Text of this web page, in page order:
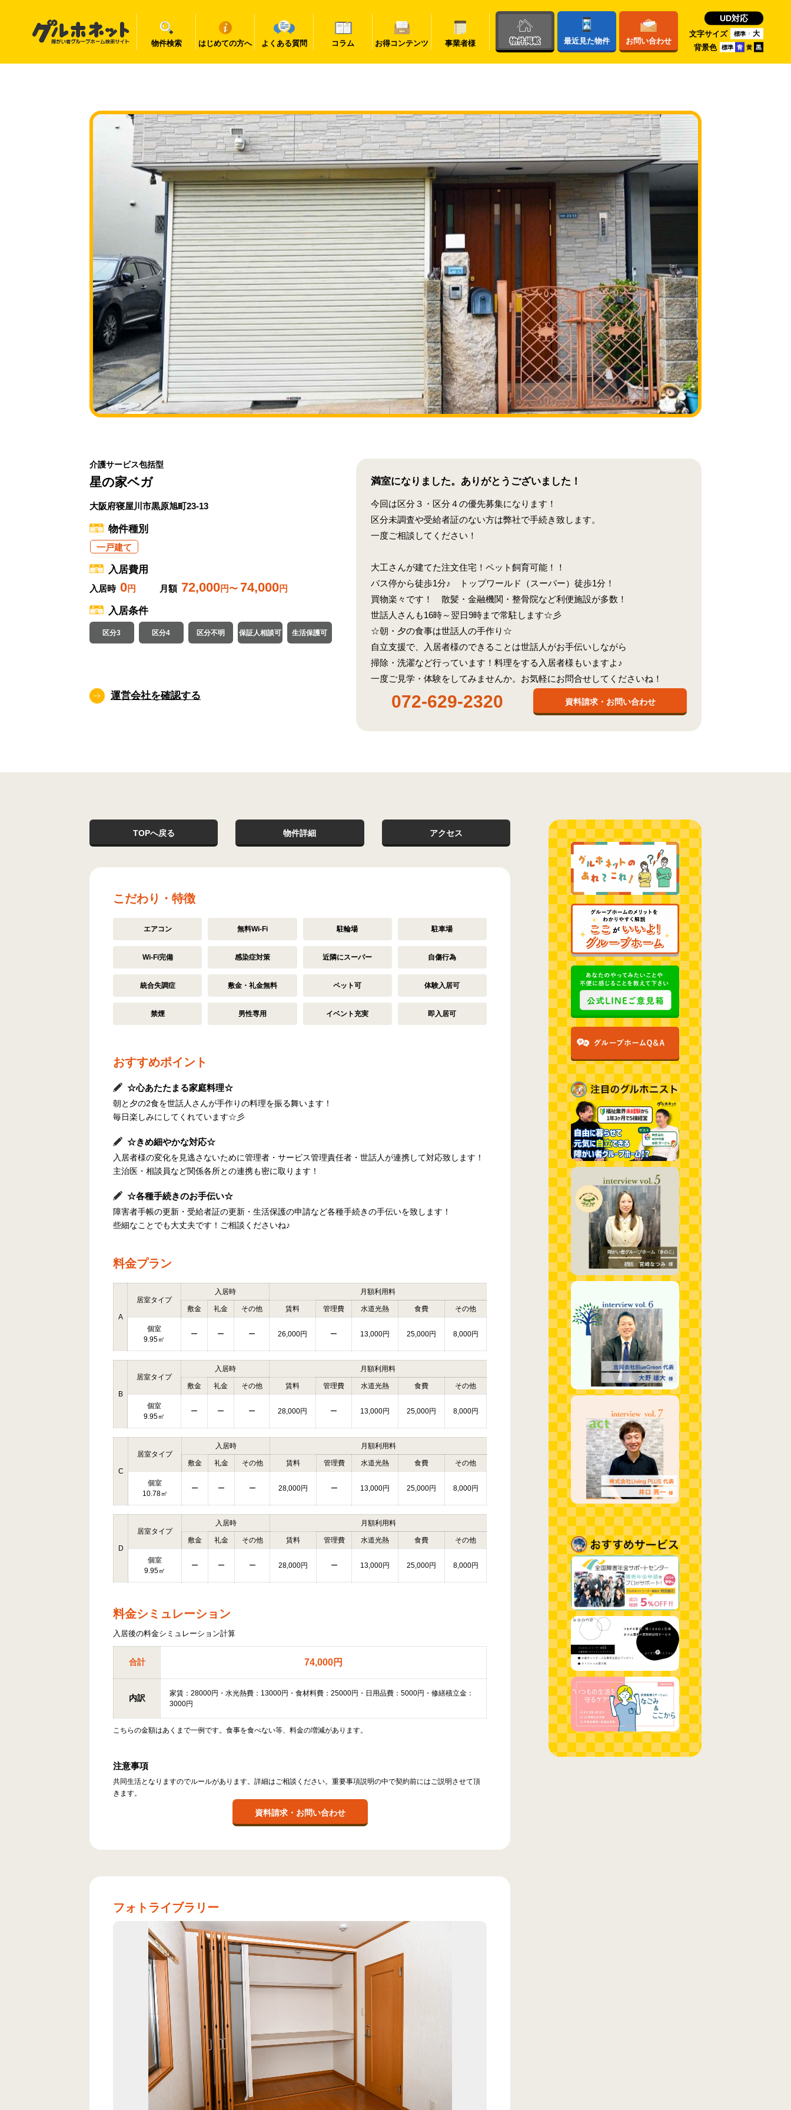
物件検索 はじめての方へ よくある質問 コラム お得コンテンツ 事業者様
UD対応
文字サイズ 標準 大
背景色 標準 青 黄 黒
物件掲載 最近見た物件 お問い合わせ
介護サービス包括型
星の家ベガ
大阪府寝屋川市黒原旭町23-13
物件種別
一戸建て
入居費用
入居時 0円 月額 72,000円〜 74,000円
入居条件
区分3 区分4 区分不明 保証人相談可 生活保護可
運営会社を確認する
満室になりました。ありがとうございました！
今回は区分３・区分４の優先募集になります！
区分未調査や受給者証のない方は弊社で手続き致します。
一度ご相談してください！
大工さんが建てた注文住宅！ペット飼育可能！！
バス停から徒歩1分♪ トップワールド（スーパー）徒歩1分！
買物楽々です！ 散髪・金融機関・整骨院など利便施設が多数！
世話人さんも16時～翌日9時まで常駐します☆彡
☆朝・夕の食事は世話人の手作り☆
自立支援で、入居者様のできることは世話人がお手伝いしながら
掃除・洗濯など行っています！料理をする入居者様もいますよ♪
一度ご見学・体験をしてみませんか。お気軽にお問合せしてくださいね！
072-629-2320 資料請求・お問い合わせ
TOPへ戻る 物件詳細 アクセス
こだわり・特徴
エアコン 無料Wi-Fi 駐輪場 駐車場
Wi-Fi完備 感染症対策 近隣にスーパー 自傷行為
統合失調症 敷金・礼金無料 ペット可 体験入居可
禁煙 男性専用 イベント充実 即入居可
おすすめポイント
☆心あたたまる家庭料理☆
朝と夕の2食を世話人さんが手作りの料理を振る舞います！
毎日楽しみにしてくれています☆彡
☆きめ細やかな対応☆
入居者様の変化を見逃さないために管理者・サービス管理責任者・世話人が連携して対応致します！
主治医・相談員など関係各所との連携も密に取ります！
☆各種手続きのお手伝い☆
障害者手帳の更新・受給者証の更新・生活保護の申請など各種手続きの手伝いを致します！
些細なことでも大丈夫です！ご相談くださいね♪
料金プラン
A
居室タイプ
入居時 月額利用料
敷金 礼金 その他 賃料 管理費 水道光熱 食費 その他
個室
9.95㎡
ー ー ー 26,000円 ー 13,000円 25,000円 8,000円
B
居室タイプ
入居時 月額利用料
敷金 礼金 その他 賃料 管理費 水道光熱 食費 その他
個室
9.95㎡
ー ー ー 28,000円 ー 13,000円 25,000円 8,000円
C
居室タイプ
入居時 月額利用料
敷金 礼金 その他 賃料 管理費 水道光熱 食費 その他
個室
10.78㎡
ー ー ー 28,000円 ー 13,000円 25,000円 8,000円
D
居室タイプ
入居時 月額利用料
敷金 礼金 その他 賃料 管理費 水道光熱 食費 その他
個室
9.95㎡
ー ー ー 28,000円 ー 13,000円 25,000円 8,000円
料金シミュレーション
入居後の料金シミュレーション計算
合計 74,000円
内訳
家賃：28000円・水光熱費：13000円・食材料費：25000円・日用品費：5000円・修繕積立金：
3000円
こちらの金額はあくまで一例です。食事を食べない等、料金の増減があります。
注意事項
共同生活となりますのでルールがあります。詳細はご相談ください。重要事項説明の中で契約前にはご説明させて頂
きます。
資料請求・お問い合わせ
フォトライブラリー